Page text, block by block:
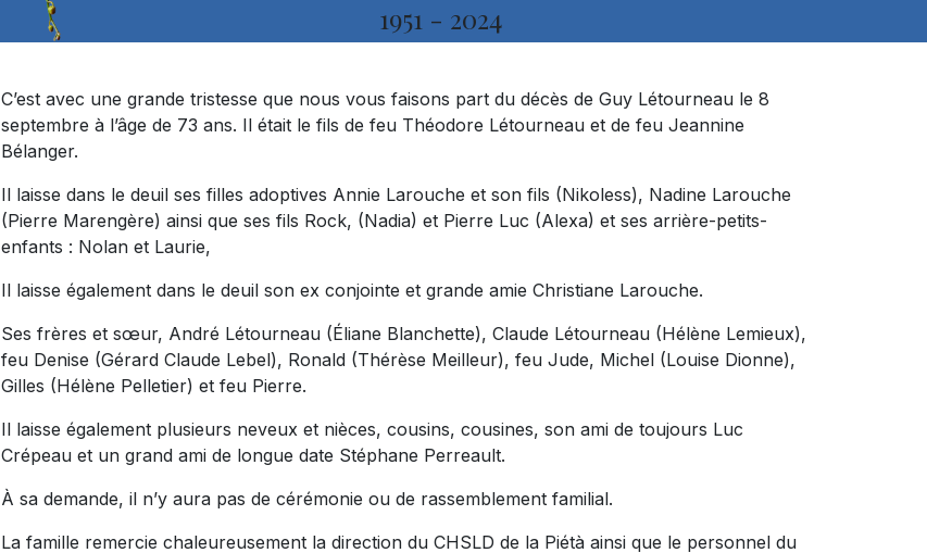
1951 - 2024
C’est avec une grande tristesse que nous vous faisons part du décès de Guy Létourneau le 8
septembre à l’âge de 73 ans. Il était le fils de feu Théodore Létourneau et de feu Jeannine
Bélanger.
Il laisse dans le deuil ses filles adoptives Annie Larouche et son fils (Nikoless), Nadine Larouche
(Pierre Marengère) ainsi que ses fils Rock, (Nadia) et Pierre Luc (Alexa) et ses arrière-petits-
enfants : Nolan et Laurie,
Il laisse également dans le deuil son ex conjointe et grande amie Christiane Larouche.
Ses frères et sœur, André Létourneau (Éliane Blanchette), Claude Létourneau (Hélène Lemieux),
feu Denise (Gérard Claude Lebel), Ronald (Thérèse Meilleur), feu Jude, Michel (Louise Dionne),
Gilles (Hélène Pelletier) et feu Pierre.
Il laisse également plusieurs neveux et nièces, cousins, cousines, son ami de toujours Luc
Crépeau et un grand ami de longue date Stéphane Perreault.
À sa demande, il n’y aura pas de cérémonie ou de rassemblement familial.
La famille remercie chaleureusement la direction du CHSLD de la Piétà ainsi que le personnel du